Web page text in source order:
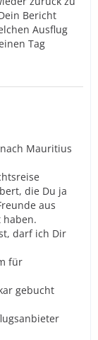
Bericht
Ausflug
Tag
Mauritius
die Du ja
aus
haben.
darf ich Dir
für
gebucht